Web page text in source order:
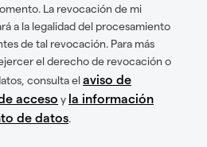
La revocación de mi
a la legalidad del procesamiento
de tal revocación. Para más
el derecho de revocación o
consulta elaviso de
acceso y la información
de datos.